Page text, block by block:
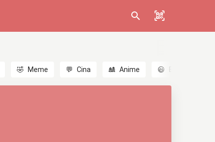
🤣 Meme 💬 Cina 🎎 Anime 😃